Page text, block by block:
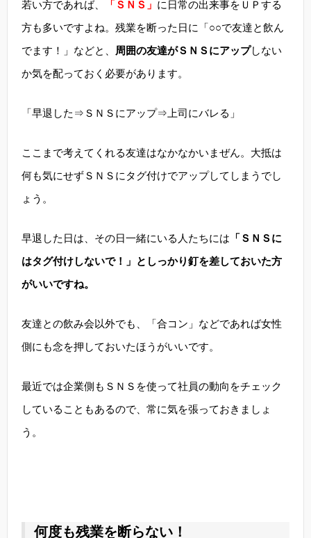
若い方であれば、 「ＳＮＳ」 に日常の出来事をＵＰする
方も多いですよね。残業を断った日に「○○で友達と飲ん
でます！」などと、
周囲の友達がＳＮＳにアップしない
か気を配っておく必要があります。
「早退した⇒ＳＮＳにアップ⇒上司にバレる」
ここまで考えてくれる友達はなかなかいまぜん。大抵は
何も気にせずＳＮＳにタグ付けでアップしてしまうでし
ょう。
早退した日は、その日一緒にいる人たちには 「ＳＮＳに
はタグ付けしないで！」としっかり釘を差しておいた方
がいいですね。
友達との飲み会以外でも、「合コン」などであれば女性
側にも念を押しておいたほうがいいです。
最近では企業側もＳＮＳを使って社員の動向をチェック
していることもあるので、常に気を張っておきましょ
う。
何度も残業を断らない！